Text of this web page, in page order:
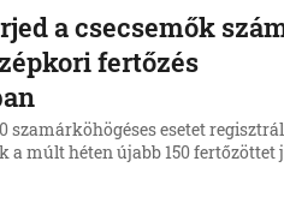
a csecsemők
fertőzés
szamárköhögéses esetet
a múlt héten újabb 150 fertőzöttet